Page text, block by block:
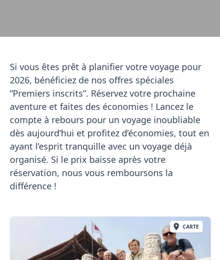
Si vous êtes prêt à planifier votre voyage pour
2026, bénéficiez de nos offres spéciales
“Premiers inscrits”. Réservez votre prochaine
aventure et faites des économies ! Lancez le
compte à rebours pour un voyage inoubliable
dès aujourd’hui et profitez d’économies, tout en
ayant l’esprit tranquille avec un voyage déjà
organisé. Si le prix baisse après votre
réservation, nous vous remboursons la
différence !
CARTE